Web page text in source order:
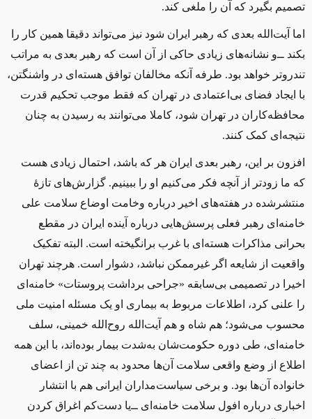
تصمیم بگیرد که آن را ملغی کند.
اما آیت‌الله بعدی که رهبر ایران شود نیز می‌تواند دقیقا همین کار را
بکند ‌ــ‌و نشانه‌های زیادی حاکی از آن است که رهبر بعدی به مراتب
تندروتر خواهد بود. طرفه آنکه مخالفان توافق هسته‌ای در واشنگتن،
با ایجاد فضای بی‌اعتمادی در تهران که فقط موجب تحکیم قدرت
محافظه‌کاران در تهران شود، کاملا می‌توانند به رسیدن به چنان
نتیجه‌ای کمک کنند.
افزون بر این، رهبر بعدی ایران هر که باشد، احتمال زیادی هست
که ما زودتر از آنچه فکر می‌کنیم او را ببینیم. گزارش‌های تازهٔ
منتشرشده در هفته‌های اخیر درباره وخامت اوضاع سلامت علی
خامنه‌ای رهبر فعلی پرسش‌هایی درباره آینده ایران در مقطع
بحرانی مذاکرات هسته‌ای با غرب برانگیخته است. البته تفکیک
واقعیت از شایعه اگر غیرممکن نباشد، دشوار است. هرچند تهران
اخیرا در تصمیمی بی‌سابقه «جراحی برداشت پروستات» خامنه‌ای
را علنی کرد، اطلاعات مربوط به بیماری او یک مسئله امنیت ملی
محسوب می‌شود؛ هم شاه و هم آیت‌الله روح‌الله خمینی، سلف
خامنه‌ای، طی دوره حکومت‌شان به‌شدت بیمار بوده‌اند، با این همه
اطلاع از وضع واقعی سلامت آن‌ها محدود به چند تن از اعضای
خانواده آن‌ها بود. و برخی سیاست‌مداران ایرانی هم با انتشار
اخباری درباره افول سلامت خامنه‌ای ‌ــ‌یا دست‌کم اغراق کردن